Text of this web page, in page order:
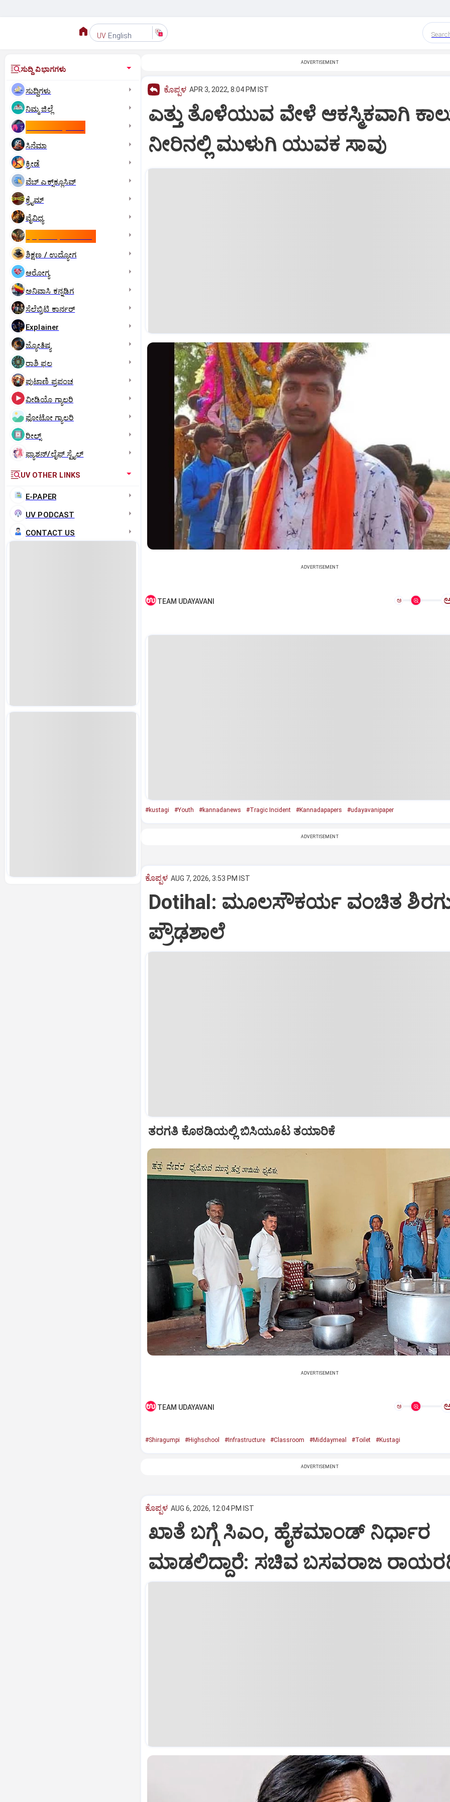
UV English
ಸುದ್ದಿ ವಿಭಾಗಗಳು
ಸುದ್ದಿಗಳು
ನಿಮ್ಮ ಜಿಲ್ಲೆ
ಸಿನೆಮಾ
ಕ್ರೀಡೆ
ವೆಬ್ ಎಕ್ಸ್‌ಕ್ಲೂಸಿವ್
ಕ್ರೈಮ್
ವೈವಿಧ್ಯ
ಶಿಕ್ಷಣ / ಉದ್ಯೋಗ
ಆರೋಗ್ಯ
ಅನಿವಾಸಿ ಕನ್ನಡಿಗ
ಸೆಲೆಬ್ರಿಟಿ ಕಾರ್ನರ್‌
Explainer
ಜ್ಯೋತಿಷ್ಯ
ರಾಶಿ ಫಲ
ಪುಟಾಣಿ ಪ್ರಪಂಚ
ವೀಡಿಯೊ ಗ್ಯಾಲರಿ
ಫೋಟೋ ಗ್ಯಾಲರಿ
ರೀಲ್ಸ್
ಫ್ಯಾಶನ್/ಲೈಫ್‌ ಸ್ಟೈಲ್
UV OTHER LINKS
E-PAPER
UV PODCAST
CONTACT US
ADVERTISEMENT
ಕೊಪ್ಪಳ APR 3, 2022, 8:04 PM IST
ಎತ್ತು ತೊಳೆಯುವ ವೇಳೆ ಆಕಸ್ಮಿಕವಾಗಿ
ನೀರಿನಲ್ಲಿ ಮುಳುಗಿ ಯುವಕ ಸಾವು
ADVERTISEMENT
TEAM UDAYAVANI ಅ
#kustagi #Youth #kannadanews #Tragic Incident #Kannadapapers #udayavanipaper
ADVERTISEMENT
ಕೊಪ್ಪಳ AUG 7, 2026, 3:53 PM IST
Dotihal: ಮೂಲಸೌಕರ್ಯ ವಂಚಿತ
ಪ್ರೌಢಶಾಲೆ
ತರಗತಿ ಕೊಠಡಿಯಲ್ಲಿ ಬಿಸಿಯೂಟ ತಯಾರಿಕೆ
ADVERTISEMENT
TEAM UDAYAVANI ಅ
#Shiragumpi #Highschool #Infrastructure #Classroom #Middaymeal #Toilet #Kustagi
ADVERTISEMENT
ಕೊಪ್ಪಳ AUG 6, 2026, 12:04 PM IST
ಖಾತೆ ಬಗ್ಗೆ ಸಿಎಂ, ಹೈಕಮಾಂಡ್ ನಿರ್ಧಾರ
ಮಾಡಲಿದ್ದಾರೆ: ಸಚಿವ ಬಸವರಾಜ